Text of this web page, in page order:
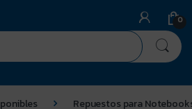
0
Repuestos para